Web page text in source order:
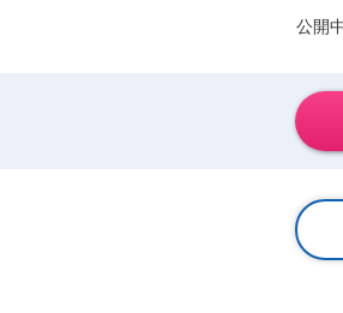
公開